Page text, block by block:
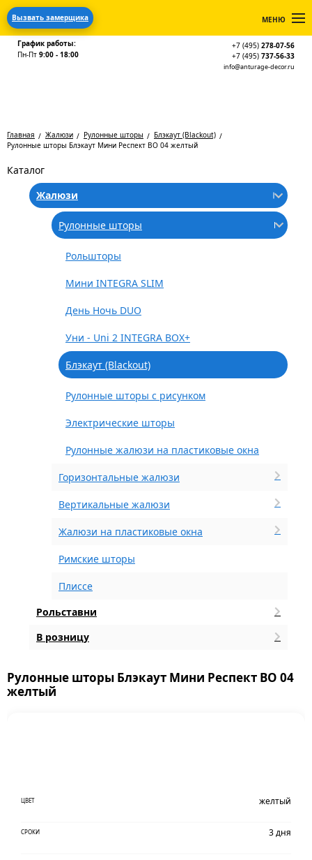
Вызвать замерщика МЕНЮ
График работы:
Пн-Пт 9:00 - 18:00
+7 (495) 278-07-56
+7 (495) 737-56-33
info@anturage-decor.ru
Главная Жалюзи Рулонные шторы
Блэкаут (Blackout)
Рулонные шторы Блэкаут Мини Респект BO 04 желтый
Каталог
Жалюзи
Рулонные шторы
Рольшторы
Мини INTEGRA SLIM
День Ночь DUO
Уни - Uni 2 INTEGRA BOX+
Блэкаут (Blackout)
Рулонные шторы с рисунком
Электрические шторы
Рулонные жалюзи на пластиковые окна
Горизонтальные жалюзи
Вертикальные жалюзи
Жалюзи на пластиковые окна
Римские шторы
Плиссе
Рольставни
В розницу
Рулонные шторы Блэкаут Мини Респект BO 04
желтый
ЦВЕТ желтый
СРОКИ 3 дня